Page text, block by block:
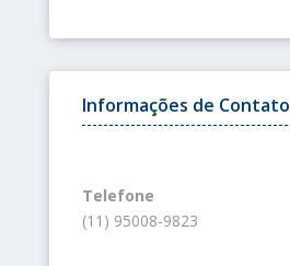
Informações de Contato
Telefone
(11) 95008-9823